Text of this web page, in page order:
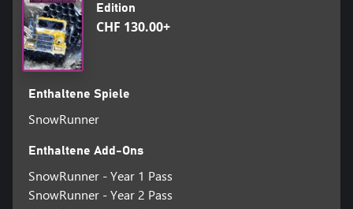
Edition
CHF 130.00+
Enthaltene Spiele
SnowRunner
Enthaltene Add-Ons
SnowRunner - Year 1 Pass
SnowRunner - Year 2 Pass